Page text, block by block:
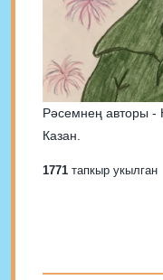
Рәсемнең авторы -
Казан.
1771 тапкыр укылган